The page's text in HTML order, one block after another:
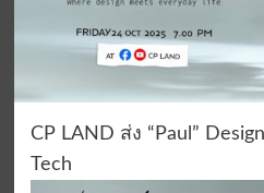
CP LAND ส่ง “Paul”
Tech